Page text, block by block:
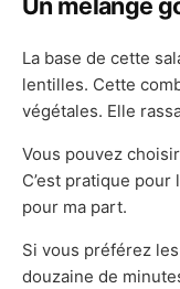
La base de cette
lentilles. Cette
végétales. Elle
Vous pouvez
C’est pratique pour
pour ma part.
Si vous préférez
douzaine de